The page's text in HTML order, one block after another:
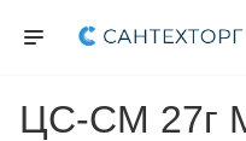
ЦС-СМ 27г